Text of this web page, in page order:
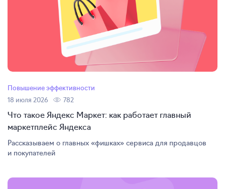
Повышение эффективности
18 июля 2026
782
Что такое Яндекс Маркет: как работает главный
маркетплейс Яндекса
Рассказываем о главных «фишках» сервиса для продавцов
и покупателей